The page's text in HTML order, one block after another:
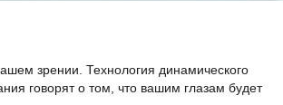
зрении. Технология динамического
говорят о том, что вашим глазам будет